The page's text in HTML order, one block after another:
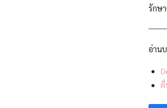
รักษ
อ่าน
ตื่